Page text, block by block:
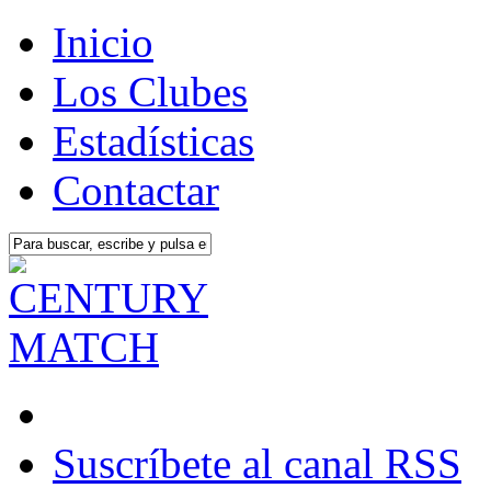
Inicio
Los Clubes
Estadísticas
Contactar
Suscríbete al canal RSS